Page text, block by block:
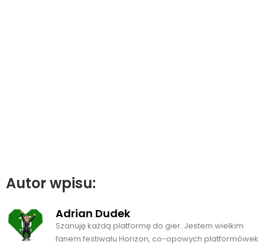
Autor wpisu:
Adrian Dudek
Szanuję każdą platformę do gier. Jestem wielkim
fanem festiwalu Horizon, co-opowych platformówek